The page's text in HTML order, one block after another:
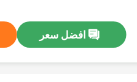
افضل سعر